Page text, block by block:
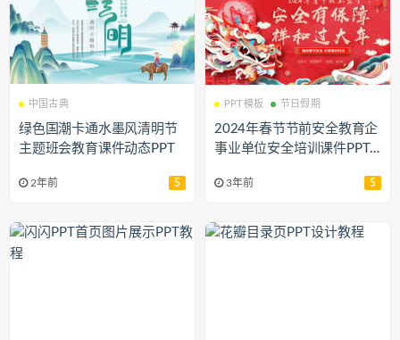
中国古典
绿色国潮卡通水墨风清明节
主题班会教育课件动态PPT
2年前 5
PPT模板 节日假期
2024年春节节前安全教育企
事业单位安全培训课件PPT
3年前 5